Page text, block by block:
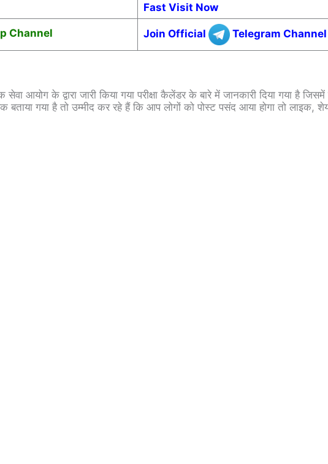
Fast Visit Now
Channel Join Official Telegram Channel
आयोग के द्वारा जारी किया गया परीक्षा कैलेंडर के बारे में जानकारी दिया गया है
बताया गया है तो उम्मीद कर रहे हैं कि आप लोगों को पोस्ट पसंद आया होगा तो